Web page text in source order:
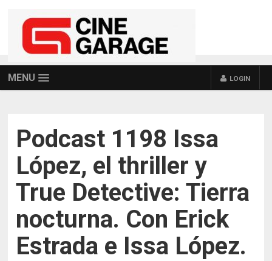
MENU LOGIN
Podcast 1198 Issa
López, el thriller y
True Detective: Tierra
nocturna. Con Erick
Estrada e Issa López.